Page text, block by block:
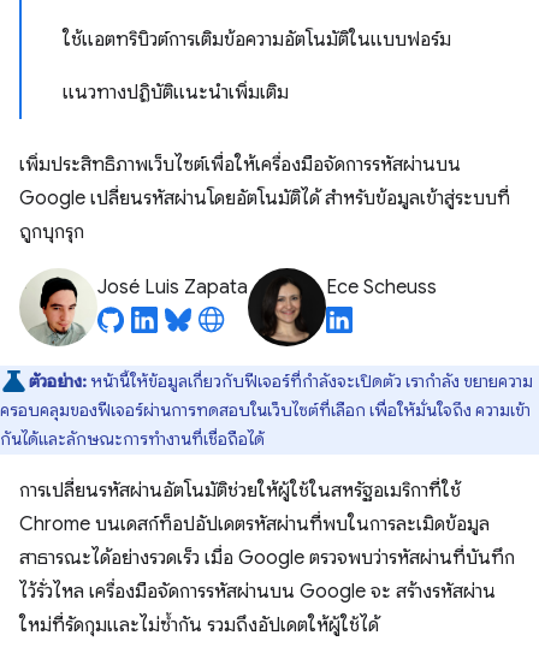
ใช้แอตทริบิวต์การเติมข้อความอัตโนมัติในแบบฟอร์ม
แนวทางปฏิบัติแนะนำเพิ่มเติม
เพิ่มประสิทธิภาพเว็บไซต์เพื่อให้เครื่องมือจัดการรหัสผ่านบน
Google เปลี่ยนรหัสผ่านโดยอัตโนมัติได้ สำหรับข้อมูลเข้าสู่ระบบที่
ถูกบุกรุก
José Luis Zapata Ece Scheuss
ตัวอย่าง: หน้านี้ให้ข้อมูลเกี่ยวกับฟีเจอร์ที่กำลังจะเปิดตัว เรากำลัง ขยายความ
ครอบคลุมของฟีเจอร์ผ่านการทดสอบในเว็บไซต์ที่เลือก เพื่อให้มั่นใจถึง ความเข้า
กันได้และลักษณะการทำงานที่เชื่อถือได้
การเปลี่ยนรหัสผ่านอัตโนมัติช่วยให้ผู้ใช้ในสหรัฐอเมริกาที่ใช้
Chrome บนเดสก์ท็อปอัปเดตรหัสผ่านที่พบในการละเมิดข้อมูล
สาธารณะได้อย่างรวดเร็ว เมื่อ Google ตรวจพบว่ารหัสผ่านที่บันทึก
ไว้รั่วไหล เครื่องมือจัดการรหัสผ่านบน Google จะ สร้างรหัสผ่าน
ใหม่ที่รัดกุมและไม่ซ้ำกัน รวมถึงอัปเดตให้ผู้ใช้ได้